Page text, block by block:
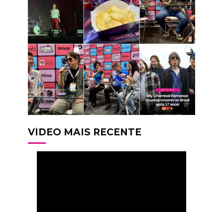
VÍDEO MAIS RECENTE